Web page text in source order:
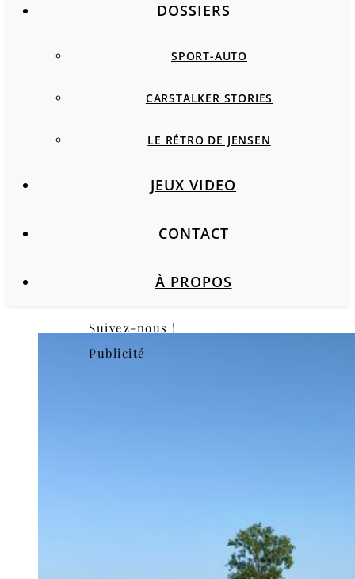
DOSSIERS
SPORT-AUTO
CARSTALKER STORIES
LE RÉTRO DE JENSEN
JEUX VIDEO
CONTACT
À PROPOS
Suivez-nous !
Publicité